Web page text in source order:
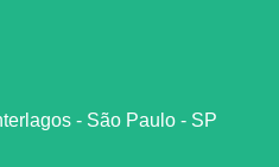
- São Paulo - SP